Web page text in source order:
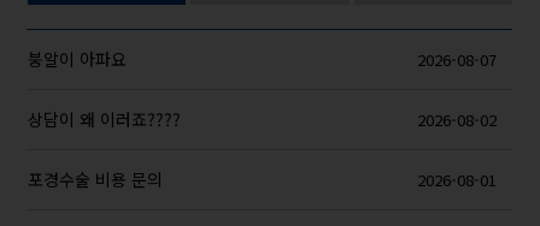
붕알이 아파요 2026-08-07
상담이 왜 이러죠???? 2026-08-02
포경수술 비용 문의 2026-08-01